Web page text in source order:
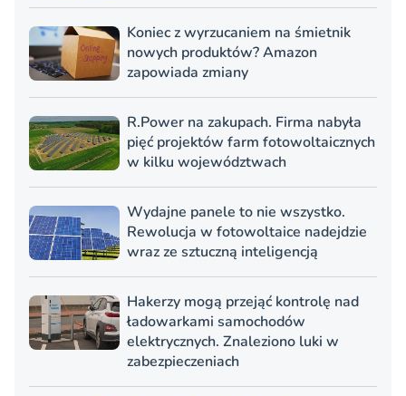
Koniec z wyrzucaniem na śmietnik
nowych produktów? Amazon
zapowiada zmiany
R.Power na zakupach. Firma nabyła
pięć projektów farm fotowoltaicznych
w kilku województwach
Wydajne panele to nie wszystko.
Rewolucja w fotowoltaice nadejdzie
wraz ze sztuczną inteligencją
Hakerzy mogą przejąć kontrolę nad
ładowarkami samochodów
elektrycznych. Znaleziono luki w
zabezpieczeniach